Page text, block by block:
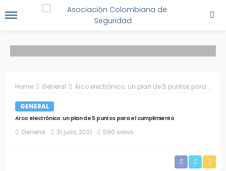
Home General Arco electrónico: un plan de 5 puntos para el cumplimiento
GENERAL
Arco electrónico: un plan de 5 puntos para el cumplimiento
General 31 julio, 2021 590 views